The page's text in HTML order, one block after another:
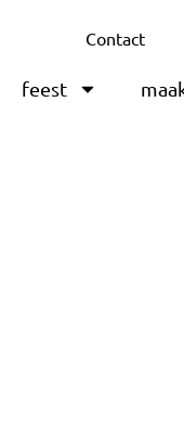
Contact
feest